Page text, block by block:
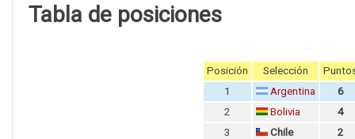
Tabla de posiciones
Posición Selección
1
Argentina
6
2
Bolivia
4
3
Chile 2